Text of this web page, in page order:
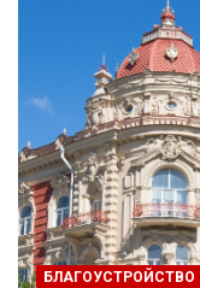
БЛАГОУСТРОЙСТВО